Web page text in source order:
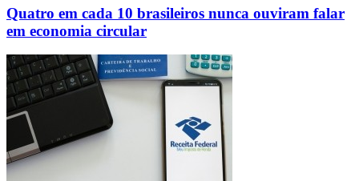
Quatro em cada 10 brasileiros nunca ouviram falar
em economia circular